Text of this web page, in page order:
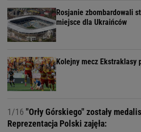
Rosjanie zbombardowali
miejsce dla Ukraińców
Kolejny mecz Ekstraklasy
1/16 "Orły Górskiego" zostały
Reprezentacja Polski zajęła: